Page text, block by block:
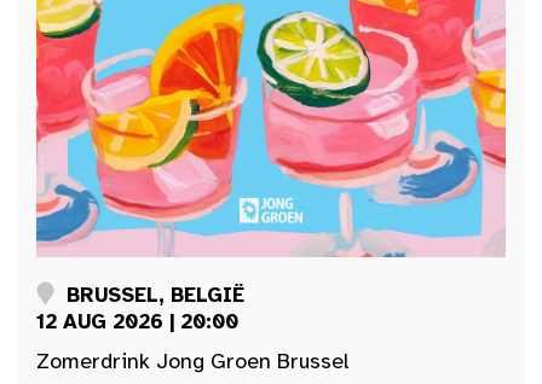
BRUSSEL, BELGIË
12 AUG 2026 | 20:00
Zomerdrink Jong Groen Brussel